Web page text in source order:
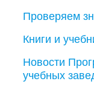
Проверяем
Книги и
Новости
учебных